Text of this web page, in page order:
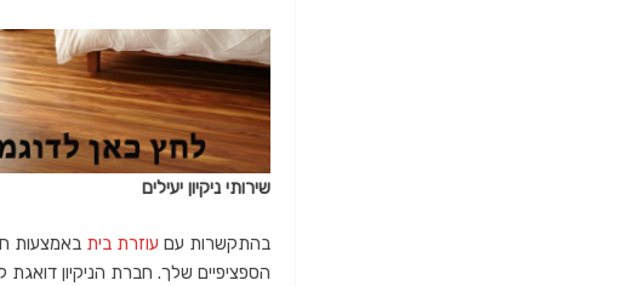
שירותי ניקיון יעילים
בהתקשרות עם עוזרת בית באמצעות
הספציפיים שלך. חברת הניקיון